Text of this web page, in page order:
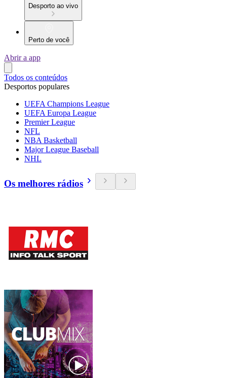
Desporto ao vivo
Perto de você
Abrir a app
Todos os conteúdos
Desportos populares
UEFA Champions League
UEFA Europa League
Premier League
NFL
NBA Basketball
Major League Baseball
NHL
Os melhores rádios